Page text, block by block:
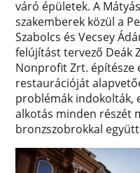
váró épületek. A
szakemberek közül a
Szabolcs és Vecsey
felújítást tervező Deák
Nonprofit Zrt. építésze
restaurációját
problémák indokolták,
alkotás minden részét
bronzszobrokkal